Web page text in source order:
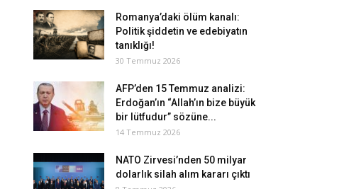
Romanya’daki ölüm kanalı:
Politik şiddetin ve edebiyatın
tanıklığı!
30 Temmuz 2026
AFP’den 15 Temmuz analizi:
Erdoğan’ın “Allah’ın bize büyük
bir lütfudur” sözüne...
14 Temmuz 2026
NATO Zirvesi’nden 50 milyar
dolarlık silah alım kararı çıktı